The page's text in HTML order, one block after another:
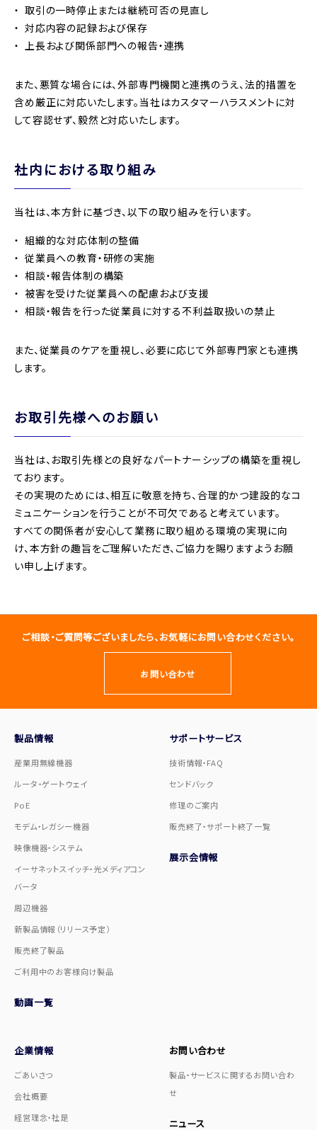
取引の一時停止または継続可否の見直し
対応内容の記録および保存
上長および関係部門への報告・連携
また、悪質な場合には、外部専門機関と連携のうえ、法的措置を
含め厳正に対応いたします。当社はカスタマーハラスメントに対
して容認せず、毅然と対応いたします。
社内における取り組み
当社は、本方針に基づき、以下の取り組みを行います。
組織的な対応体制の整備
従業員への教育・研修の実施
相談・報告体制の構築
被害を受けた従業員への配慮および支援
相談・報告を行った従業員に対する不利益取扱いの禁止
また、従業員のケアを重視し、必要に応じて外部専門家とも連携
します。
お取引先様へのお願い
当社は、お取引先様との良好なパートナーシップの構築を重視し
ております。
その実現のためには、相互に敬意を持ち、合理的かつ建設的なコ
ミュニケーションを行うことが不可欠であると考えています。
すべての関係者が安心して業務に取り組める環境の実現に向
け、本方針の趣旨をご理解いただき、ご協力を賜りますようお願
い申し上げます。
ご相談・ご質問等ございましたら、お気軽にお問い合わせください。
お問い合わせ
製品情報
産業用無線機器
ルータ・ゲートウェイ
PoE
モデム・レガシー機器
映像機器・システム
イーサネットスイッチ・光メディアコン
バータ
周辺機器
新製品情報（リリース予定）
販売終了製品
ご利用中のお客様向け製品
動画一覧
サポートサービス
技術情報・FAQ
センドバック
修理のご案内
販売終了・サポート終了一覧
展示会情報
企業情報
ごあいさつ
会社概要
経営理念・社是
お問い合わせ
製品・サービスに関するお問い合わ
せ
ニュース